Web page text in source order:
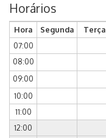
Horários
Hora Segunda Terça
07:00
08:00
09:00
10:00
11:00
12:00